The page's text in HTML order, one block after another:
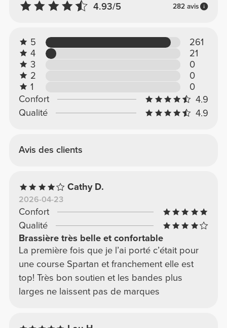
4.93/5 282 avis
5
261
4
21
3
0
2
0
1
0
Confort
4.9
Qualité
4.9
Avis des clients
Cathy D.
2026-04-23
Confort
Qualité
Brassière très belle et confortable
La première fois que je l’ai porté c’était pour
une course Spartan et franchement elle est
top! Très bon soutien et les bandes plus
larges ne laissent pas de marques